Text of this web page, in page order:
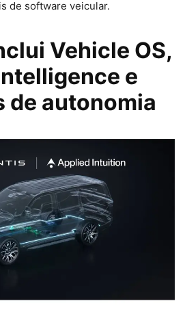
de software veicular.
Vehicle OS,
e
de autonomia